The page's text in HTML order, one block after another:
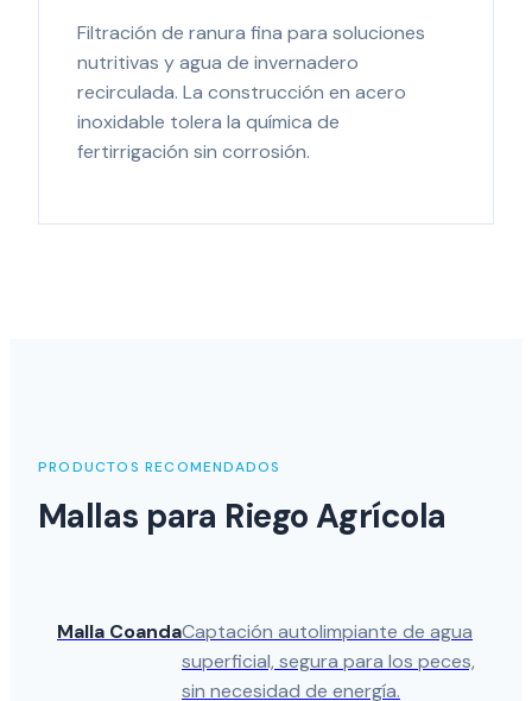
Filtración de ranura fina para soluciones
nutritivas y agua de invernadero
recirculada. La construcción en acero
inoxidable tolera la química de
fertirrigación sin corrosión.
PRODUCTOS RECOMENDADOS
Mallas para Riego Agrícola
Malla CoandaCaptación autolimpiante de agua
superficial, segura para los peces,
sin necesidad de energía.